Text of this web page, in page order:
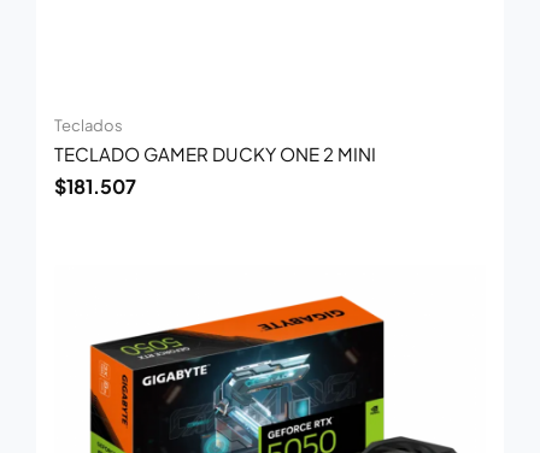
Teclados
TECLADO GAMER DUCKY ONE 2 MINI
$181.507